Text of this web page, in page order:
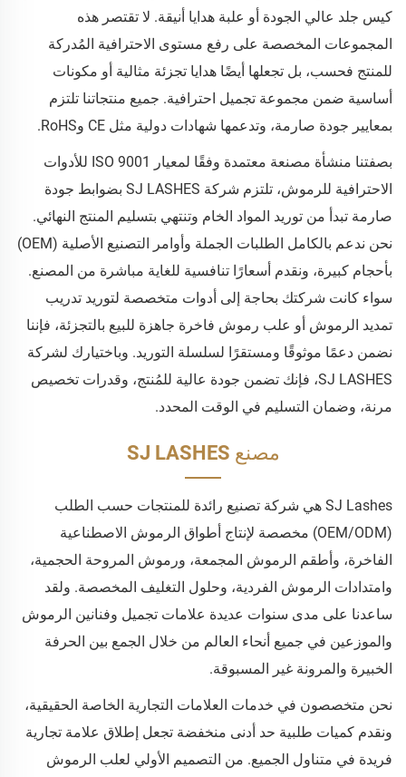
كيس جلد عالي الجودة أو علبة هدايا أنيقة. لا تقتصر هذه
المجموعات المخصصة على رفع مستوى الاحترافية المُدركة
للمنتج فحسب، بل تجعلها أيضًا هدايا تجزئة مثالية أو مكونات
أساسية ضمن مجموعة تجميل احترافية. جميع منتجاتنا تلتزم
بمعايير جودة صارمة، وتدعمها شهادات دولية مثل CE وRoHS.
بصفتنا منشأة مصنعة معتمدة وفقًا لمعيار ISO 9001 للأدوات
الاحترافية للرموش، تلتزم شركة SJ LASHES بضوابط جودة
صارمة تبدأ من توريد المواد الخام وتنتهي بتسليم المنتج النهائي.
نحن ندعم بالكامل الطلبات الجملة وأوامر التصنيع الأصلية (OEM)
بأحجام كبيرة، ونقدم أسعارًا تنافسية للغاية مباشرة من المصنع.
سواء كانت شركتك بحاجة إلى أدوات متخصصة لتوريد تدريب
تمديد الرموش أو علب رموش فاخرة جاهزة للبيع بالتجزئة، فإننا
نضمن دعمًا موثوقًا ومستقرًا لسلسلة التوريد. وباختيارك لشركة
SJ LASHES، فإنك تضمن جودة عالية للمُنتج، وقدرات تخصيص
مرنة، وضمان التسليم في الوقت المحدد.
مصنع SJ LASHES
SJ Lashes هي شركة تصنيع رائدة للمنتجات حسب الطلب
(OEM/ODM) مخصصة لإنتاج أطواق الرموش الاصطناعية
الفاخرة، وأطقم الرموش المجمعة، ورموش المروحة الحجمية،
وامتدادات الرموش الفردية، وحلول التغليف المخصصة. ولقد
ساعدنا على مدى سنوات عديدة علامات تجميل وفنانين الرموش
والموزعين في جميع أنحاء العالم من خلال الجمع بين الحرفة
الخبيرة والمرونة غير المسبوقة.
نحن متخصصون في خدمات العلامات التجارية الخاصة الحقيقية،
ونقدم كميات طلبية حد أدنى منخفضة تجعل إطلاق علامة تجارية
فريدة في متناول الجميع. من التصميم الأولي لعلب الرموش